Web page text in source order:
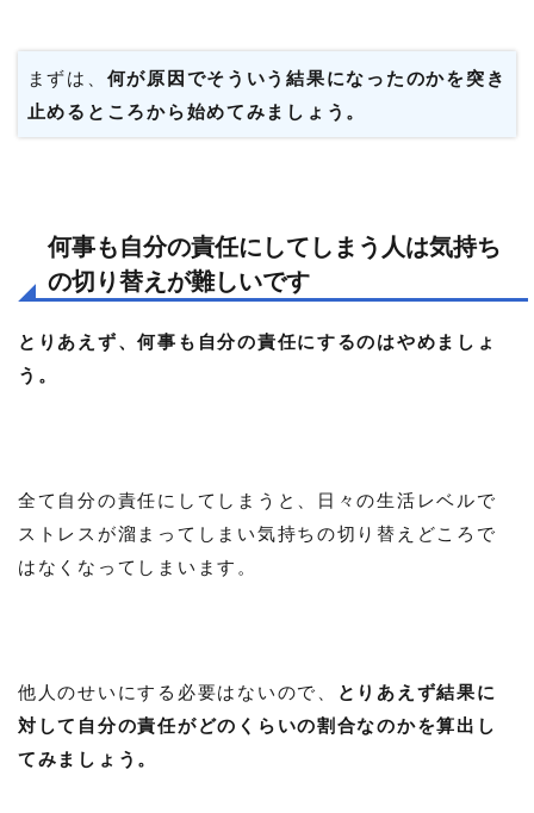
まずは、 何が原因でそういう結果になったのかを突き
止めるところから始めてみましょう。
何事も自分の責任にしてしまう人は気持ち
の切り替えが難しいです
とりあえず、何事も自分の責任にするのはやめましょ
う。
全て自分の責任にしてしまうと、日々の生活レベルで
ストレスが溜まってしまい気持ちの切り替えどころで
はなくなってしまいます。
他人のせいにする必要はないので、
とりあえず結果に
対して自分の責任がどのくらいの割合なのかを算出し
てみましょう。